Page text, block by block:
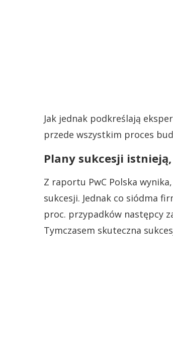
Jak jednak podkreślają
przede wszystkim proces
Plany sukcesji
Z raportu PwC Polska
sukcesji. Jednak co siódma
proc. przypadków następcy
Tymczasem skuteczna